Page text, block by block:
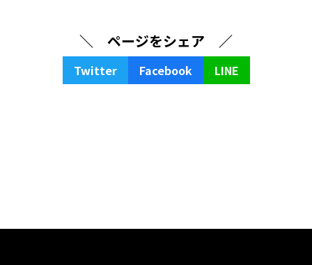
＼ ページをシェア ／
Twitter Facebook LINE